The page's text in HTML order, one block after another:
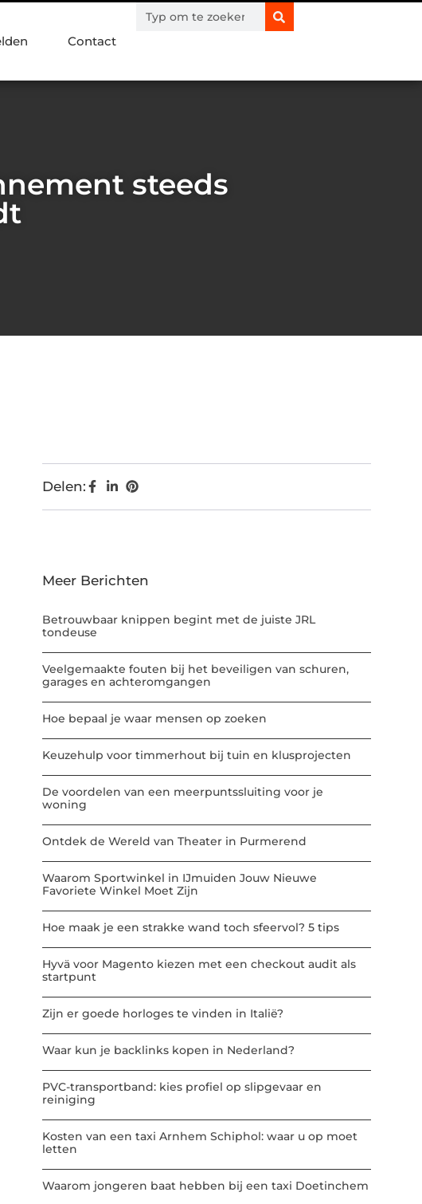
Contact
steeds
Delen:
Meer Berichten
Betrouwbaar knippen begint met de juiste JRL
tondeuse
Veelgemaakte fouten bij het beveiligen van schuren,
garages en achteromgangen
Hoe bepaal je waar mensen op zoeken
Keuzehulp voor timmerhout bij tuin en klusprojecten
De voordelen van een meerpuntssluiting voor je
woning
Ontdek de Wereld van Theater in Purmerend
Waarom Sportwinkel in IJmuiden Jouw Nieuwe
Favoriete Winkel Moet Zijn
Hoe maak je een strakke wand toch sfeervol? 5 tips
Hyvä voor Magento kiezen met een checkout audit als
startpunt
Zijn er goede horloges te vinden in Italië?
Waar kun je backlinks kopen in Nederland?
PVC-transportband: kies profiel op slipgevaar en
reiniging
Kosten van een taxi Arnhem Schiphol: waar u op moet
letten
Waarom jongeren baat hebben bij een taxi Doetinchem